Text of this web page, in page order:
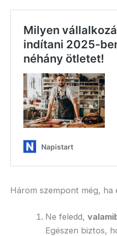
Három szempont még, ha
Ne feledd,
Egészen biztos,